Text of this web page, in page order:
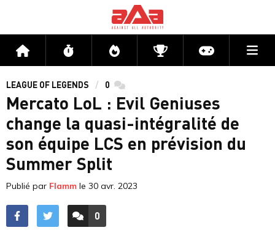
Accueil Flux Directs CompétitionsActu jeux
LEAGUE OF LEGENDS 0 commentaires
Mercato LoL : Evil Geniuses
change la quasi-intégralité de
son équipe LCS en prévision du
Summer Split
Publié par Flamm le 30 avr. 2023
ACCÉDER AUX
0
COMMENTAIRES